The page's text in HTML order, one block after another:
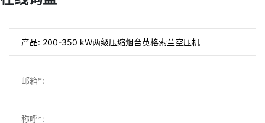
点击复制微信号